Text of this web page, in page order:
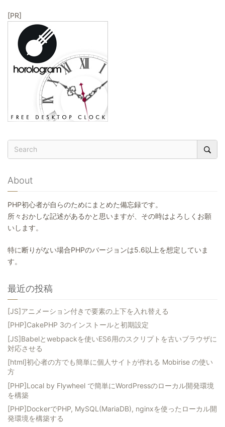
[PR]
About
PHP初心者が自らのためにまとめた備忘録です。
所々おかしな記述があるかと思いますが、その時はよろしくお願
いします。
特に断りがない場合PHPのバージョンは5.6以上を想定していま
す。
最近の投稿
[JS]アニメーション付きで要素の上下を入れ替える
[PHP]CakePHP 3のインストールと初期設定
[JS]Babelとwebpackを使いES6用のスクリプトを古いブラウザに
対応させる
[html]初心者の方でも簡単に個人サイトが作れる Mobirise の使い
方
[PHP]Local by Flywheel で簡単にWordPressのローカル開発環境
を構築
[PHP]DockerでPHP, MySQL(MariaDB), nginxを使ったローカル開
発環境を構築する